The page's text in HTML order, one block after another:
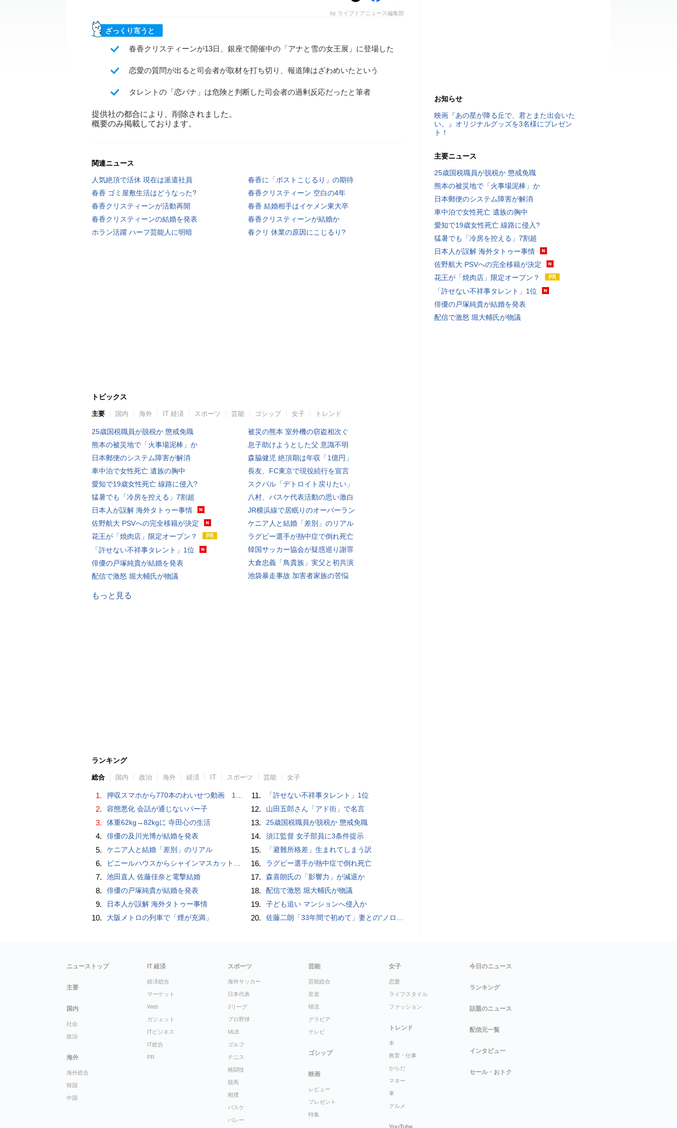
by ライブドアニュース編集部
ざっくり言うと
春香クリスティーンが13日、銀座で開催中の「アナと雪の女王展」に登場した
恋愛の質問が出ると司会者が取材を打ち切り、報道陣はざわめいたという
タレントの「恋バナ」は危険と判断した司会者の過剰反応だったと筆者
提供社の都合により、削除されました。
概要のみ掲載しております。
関連ニュース
人気絶頂で活休 現在は派遣社員
春香に「ポストこじるり」の期待
春香 ゴミ屋敷生活はどうなった?
春香クリスティーン 空白の4年
春香クリスティーンが活動再開
春香 結婚相手はイケメン東大卒
春香クリスティーンの結婚を発表
春香クリスティーンが結婚か
ホラン活躍 ハーフ芸能人に明暗
春クリ 休業の原因にこじるり?
トピックス
主要 国内 海外 IT 経済 スポーツ 芸能 ゴシップ 女子 トレンド
25歳国税職員が脱税か 懲戒免職
熊本の被災地で「火事場泥棒」か
日本郵便のシステム障害が解消
車中泊で女性死亡 遺族の胸中
愛知で19歳女性死亡 線路に侵入?
猛暑でも「冷房を控える」7割超
日本人が誤解 海外タトゥー事情
佐野航大 PSVへの完全移籍が決定
花王が「焼肉店」限定オープン？
「許せない不祥事タレント」1位
俳優の戸塚純貴が結婚を発表
配信で激怒 堀大輔氏が物議
被災の熊本 室外機の窃盗相次ぐ
息子助けようとした父 意識不明
森脇健児 絶頂期は年収「1億円」
長友、FC東京で現役続行を宣言
スクバル「デトロイト戻りたい」
八村、バスケ代表活動の思い激白
JR横浜線で居眠りのオーバーラン
ケニア人と結婚「差別」のリアル
ラグビー選手が熱中症で倒れ死亡
韓国サッカー協会が疑惑巡り謝罪
大倉忠義「鳥貴族」実父と初共演
池袋暴走事故 加害者家族の苦悩
もっと見る
ランキング
総合 国内 政治 海外 経済 IT スポーツ 芸能 女子
1. 押収スマホから770本のわいせつ動画 15歳少女に酒と薬飲ませ性的暴行か 54歳男を再逮捕 「薬もありますよ」とSNSで誘い出し
2. 容態悪化 会話が通じないパー子
3. 体重62kg→82kgに 寺田心の生活
4. 俳優の及川光博が結婚を発表
5. ケニア人と結婚「差別」のリアル
6. ビニールハウスからシャインマスカット約200房を盗んだ疑い ネットで販売か 無職の男（42）逮捕 岡山県警
7. 池田直人 佐藤佳奈と電撃結婚
8. 俳優の戸塚純貴が結婚を発表
9. 日本人が誤解 海外タトゥー事情
10. 大阪メトロの列車で「煙が充満」
11. 「許せない不祥事タレント」1位
12. 山田五郎さん「アド街」で名言
13. 25歳国税職員が脱税か 懲戒免職
14. 須江監督 女子部員に3条件提示
15. 「避難所格差」生まれてしまう訳
16. ラグビー選手が熱中症で倒れ死亡
17. 森喜朗氏の「影響力」が減退か
18. 配信で激怒 堀大輔氏が物議
19. 子ども追い マンションへ侵入か
20. 佐藤二朗「33年間で初めて」妻との“ノロケ砲”に反響続々「威力抜群」「奥様かっこいい」
お知らせ
映画『あの星が降る丘で、君とまた出会いた
い。』オリジナルグッズを3名様にプレゼン
ト！
主要ニュース
25歳国税職員が脱税か 懲戒免職
熊本の被災地で「火事場泥棒」か
日本郵便のシステム障害が解消
車中泊で女性死亡 遺族の胸中
愛知で19歳女性死亡 線路に侵入?
猛暑でも「冷房を控える」7割超
日本人が誤解 海外タトゥー事情
佐野航大 PSVへの完全移籍が決定
花王が「焼肉店」限定オープン？
「許せない不祥事タレント」1位
俳優の戸塚純貴が結婚を発表
配信で激怒 堀大輔氏が物議
ニューストップ
主要
国内
社会
政治
海外
海外総合
韓国
中国
IT 経済
経済総合
マーケット
Web
ガジェット
ITビジネス
IT総合
PR
スポーツ
海外サッカー
日本代表
Jリーグ
プロ野球
MLB
ゴルフ
テニス
格闘技
競馬
相撲
バスケ
バレー
芸能
芸能総合
音楽
韓流
グラビア
テレビ
ゴシップ
映画
レビュー
プレゼント
特集
女子
恋愛
ライフスタイル
ファッション
トレンド
本
教育・仕事
からだ
マネー
車
グルメ
今日のニュース
ランキング
話題のニュース
配信元一覧
インタビュー
セール・おトク